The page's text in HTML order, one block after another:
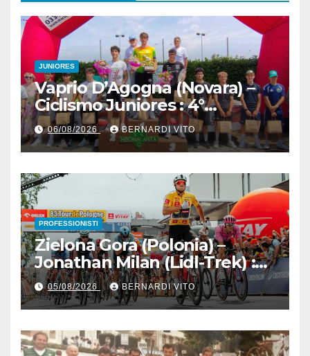
JUNIORES
Vaprio D’Agogna (Novara) –
Ciclismo Juniores : 4°
Memorial Pippo Fallarini al
valsusano Graziano Paolo
Marangon (Team Guerrini –
Senaghese)
06/08/2026 BERNARDI VITO
PROFESSIONISTI
Zielona Gora (Polonia) –
Jonathan Milan (Lidl-Trek) :
Vince la terza tappa di
seguito e in maglia gialla
all’83° Giro di Polonia
05/08/2026 BERNARDI VITO